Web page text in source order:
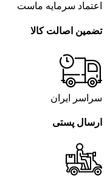
اعتماد سرمایه ماست
تضمین اصالت کالا
سراسر ایران
ارسال پستی